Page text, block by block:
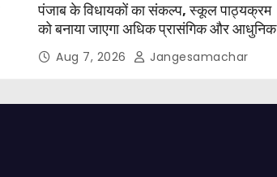
पंजाब के विधायकों का संकल्प, स्कूल पाठ्यक्रम
को बनाया जाएगा अधिक प्रासंगिक और आधुनिक
Aug 7, 2026 Jangesamachar